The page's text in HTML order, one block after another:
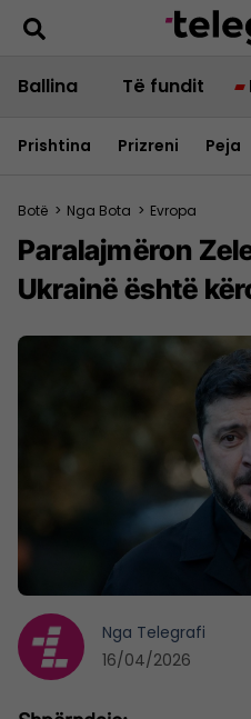
Ballina Të fundit
Prishtina Prizreni Peja
Botë > Nga Bota > Evropa
Paralajmëron
Ukrainë është
Nga Telegrafi
16/04/2026